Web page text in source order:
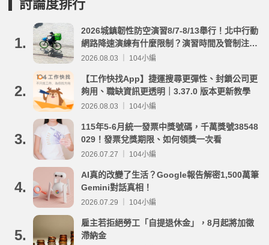
討論度排行
1.
2026城鎮韌性防空演習8/7-8/13舉行！北中行動
網路降速演練有什麼限制？演習時間及管制注意
事項整理
2026.08.03 ｜ 104小編
2.
【工作快找App】捷運搜尋更彈性、封鎖公司更
夠用、職缺資訊更透明｜3.37.0 版本更新教學
2026.08.03 ｜ 104小編
3.
115年5-6月統一發票中獎號碼，千萬獎號38548
029！發票兌獎期限、如何領獎一次看
2026.07.27 ｜ 104小編
4.
AI真的改變了生活？Google報告解密1,500萬筆
Gemini對話真相！
2026.07.29 ｜ 104小編
5.
雇主若拒絕勞工「自提退休金」，8月起將加徵
滯納金